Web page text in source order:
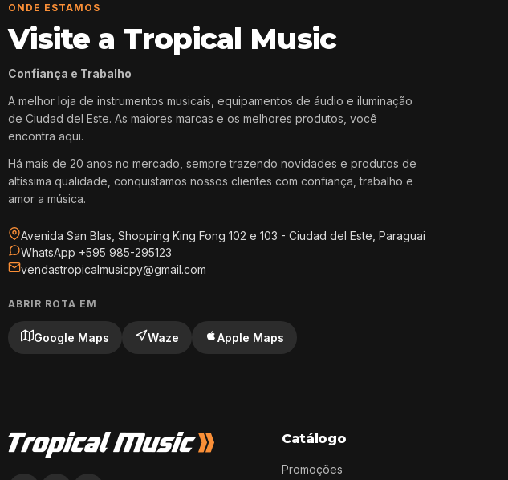
ONDE ESTAMOS
Visite a Tropical Music
Confiança e Trabalho
A melhor loja de instrumentos musicais, equipamentos de áudio e iluminação
de Ciudad del Este. As maiores marcas e os melhores produtos, você
encontra aqui.
Há mais de 20 anos no mercado, sempre trazendo novidades e produtos de
altíssima qualidade, conquistamos nossos clientes com confiança, trabalho e
amor a música.
Avenida San Blas, Shopping King Fong 102 e 103 - Ciudad del Este, Paraguai
WhatsApp +595 985-295123
vendastropicalmusicpy@gmail.com
ABRIR ROTA EM
Google Maps Waze Apple Maps
Catálogo
Promoções